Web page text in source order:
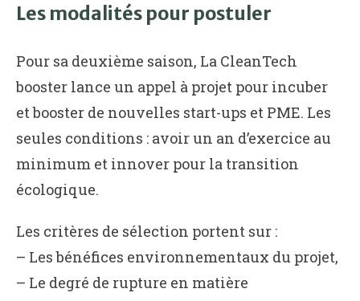
Les modalités pour postuler
Pour sa deuxième saison, La CleanTech
booster lance un appel à projet pour incuber
et booster de nouvelles start-ups et PME. Les
seules conditions : avoir un an d’exercice au
minimum et innover pour la transition
écologique.
Les critères de sélection portent sur :
– Les bénéfices environnementaux du projet,
– Le degré de rupture en matière